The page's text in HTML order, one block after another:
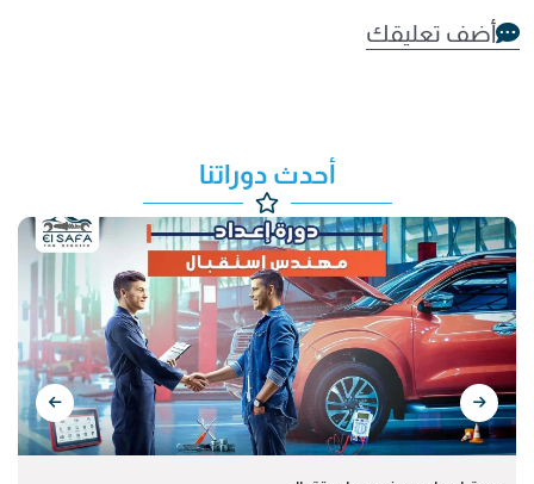
أضف تعليقك
أحدث دوراتنا